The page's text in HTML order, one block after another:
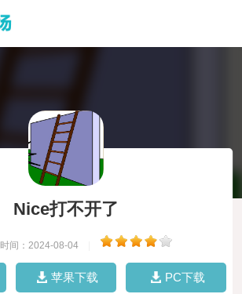
Nice打不开了
时间：2024-08-04
苹果下载 PC下载